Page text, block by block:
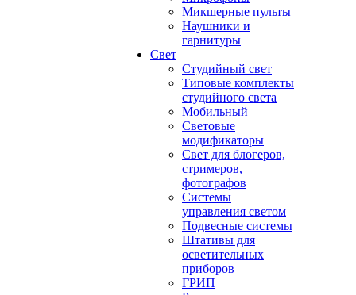
Микшерные пульты
Наушники и
гарнитуры
Свет
Студийный свет
Типовые комплекты
студийного света
Мобильный
Световые
модификаторы
Свет для блогеров,
стримеров,
фотографов
Системы
управления светом
Подвесные системы
Штативы для
осветительных
приборов
ГРИП